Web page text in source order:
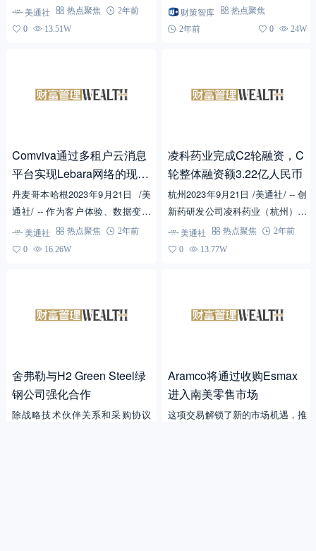
科技城，达梦数据成功召开了博士
后科研工作站启动会暨学术专...
美通社 热点聚焦
2年前
0
13.51W
行发布《2023年中国私人财富报
告》。报告预计，未来两年，中国
财策智库
热点聚焦
2年前
0 24W
Comviva通过多租户云消息
平台实现Lebara网络的现代
化
丹麦哥本哈根2023年9月21日 /美
通社/ -- 作为客户体验、数据变现
和云通信解决方案领域的全球领导
者，Comviva...
美通社 热点聚焦
2年前
0
16.26W
凌科药业完成C2轮融资，C
轮整体融资额3.22亿人民币
杭州2023年9月21日 /美通社/ -- 创
新药研发公司凌科药业（杭州）有
限公司（以下简称"凌科药业"）今
日正式宣布完成C2轮融资。...
美通社 热点聚焦
2年前
0
13.77W
舍弗勒与H2 Green Steel绿
钢公司强化合作
除战略技术伙伴关系和采购协议
Aramco将通过收购Esmax
进入南美零售市场
这项交易解锁了新的市场机遇，推